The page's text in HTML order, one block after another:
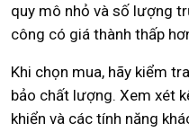
quy mô nhỏ và số lượng
công có giá thành thấp
Khi chọn mua, hãy kiểm
bảo chất lượng. Xem xét
khiển và các tính năng